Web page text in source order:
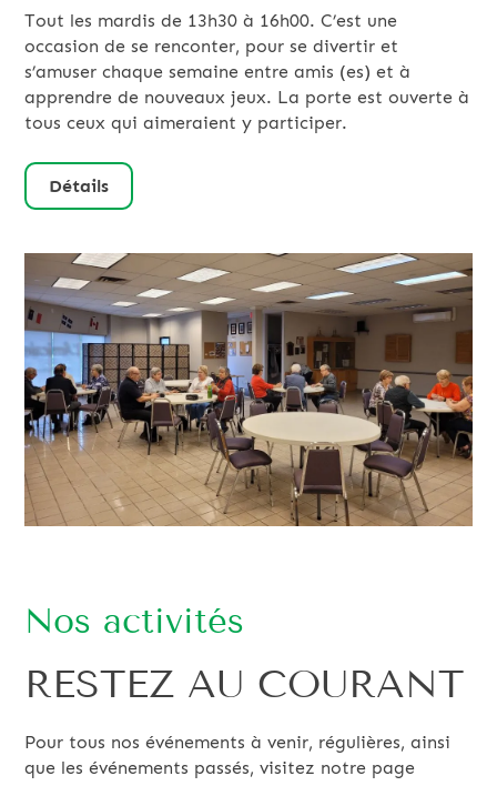
Tout les mardis de 13h30 à 16h00. C’est une
occasion de se renconter, pour se divertir et
s’amuser chaque semaine entre amis (es) et à
apprendre de nouveaux jeux. La porte est ouverte à
tous ceux qui aimeraient y participer.
Détails
Nos activités
RESTEZ AU COURANT
Pour tous nos événements à venir, régulières, ainsi
que les événements passés, visitez notre page